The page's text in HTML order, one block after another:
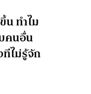
น ทำไม
คนอื่น
ไม่รู้จัก